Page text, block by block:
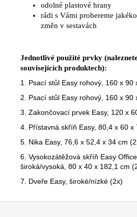
odolné plastové hrany
rádi s Vámi probereme
změn v sestavách
Jednotlivé použité prvky
souvisejících produktech):
1. Psací stůl Easy rohový, 160 x 90
2. Psací stůl Easy rohový, 160 x 90
3. Zakončovací prvek Easy, 120 x
4. Přístavná skříň Easy, 80,4 x 60 x
5. Nika Easy, 76,6 x 52,4 x 34 cm
6. Vysokozátěžová skříň Easy
široká/vysoká, 80 x 40 x 182,1 cm
7. Dveře Easy, široké/nízké (2x)